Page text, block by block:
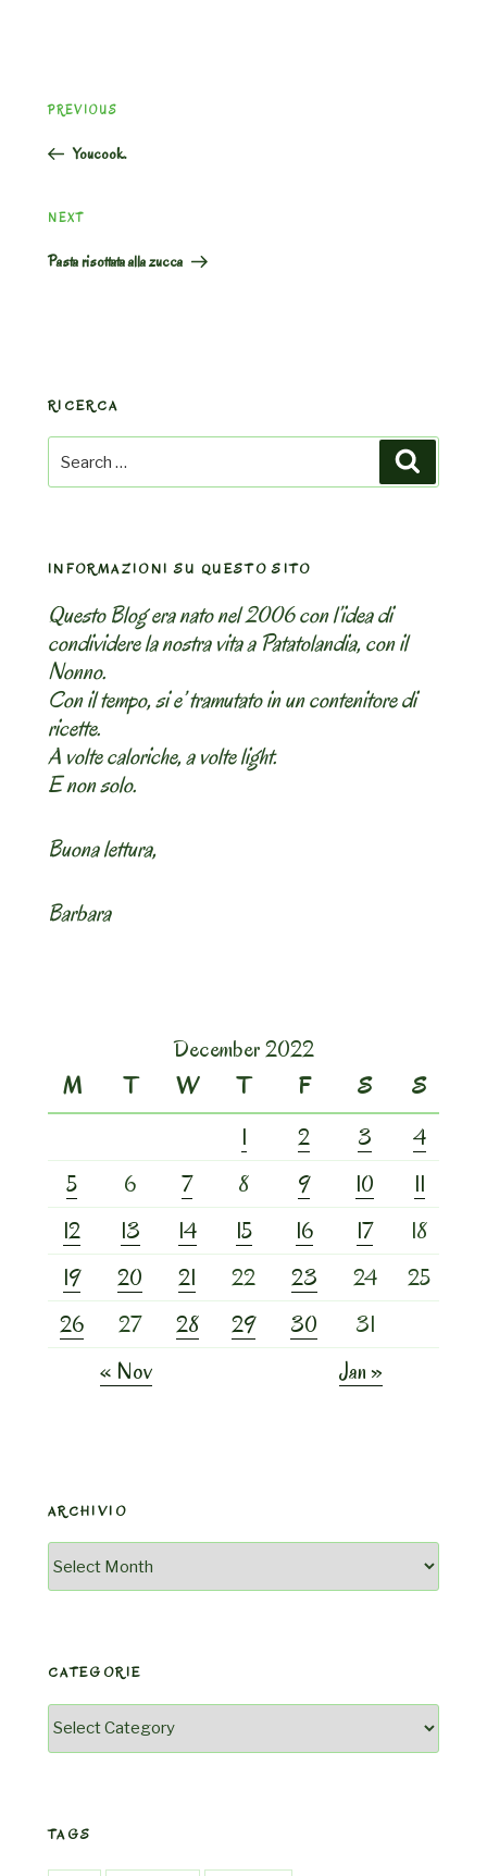
navigation
Previous
PREVIOUS
Youcook.
Next
Post
NEXT
Pasta risottata alla zucca
RICERCA
Search
for:
INFORMAZIONI SU QUESTO SITO
Questo Blog era nato nel 2006 con l’idea di
condividere la nostra vita a Patatolandia, con il
Nonno.
Con il tempo, si e’ tramutato in un contenitore di
ricette.
A volte caloriche, a volte light.
E non solo.
Buona lettura,
Barbara
December 2022
M
T W T F S
S
1
2 3
4
5
6 7 8 9 10
11
12
13 14 15 16 17
18
19
20 21 22 23 24
25
26
27 28 29 30
31
« Nov
Jan »
ARCHIVIO
Archivio
CATEGORIE
Categorie
TAGS